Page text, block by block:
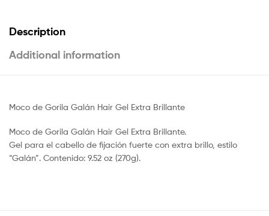
Description
Additional information
Moco de Gorila Galán Hair Gel Extra Brillante
Moco de Gorila Galán Hair Gel Extra Brillante.
Gel para el cabello de fijación fuerte con extra brillo, estilo
“Galán”. Contenido: 9.52 oz (270g).